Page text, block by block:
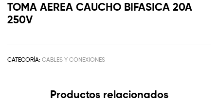
TOMA AEREA CAUCHO BIFASICA 20A
250V
CATEGORÍA: CABLES Y CONEXIONES
Productos relacionados